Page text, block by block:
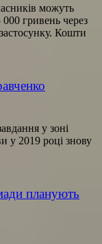
можуть
гривень через
Кошти
у зоні
у 2019 році знову
планують